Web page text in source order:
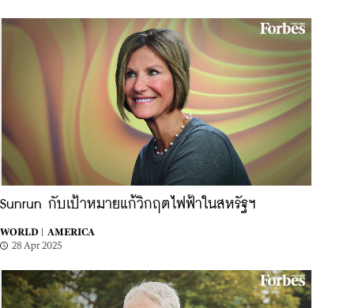
Sunrun กับเป้าหมายแก้วิกฤตไฟฟ้าในสหรัฐฯ
WORLD |
AMERICA
28 Apr 2025